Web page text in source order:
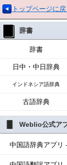
トップページに
辞書
辞書
日中・中日辞典
インドネシア語辞典
古語辞典
Weblio公式ア
中国語辞典アプリ